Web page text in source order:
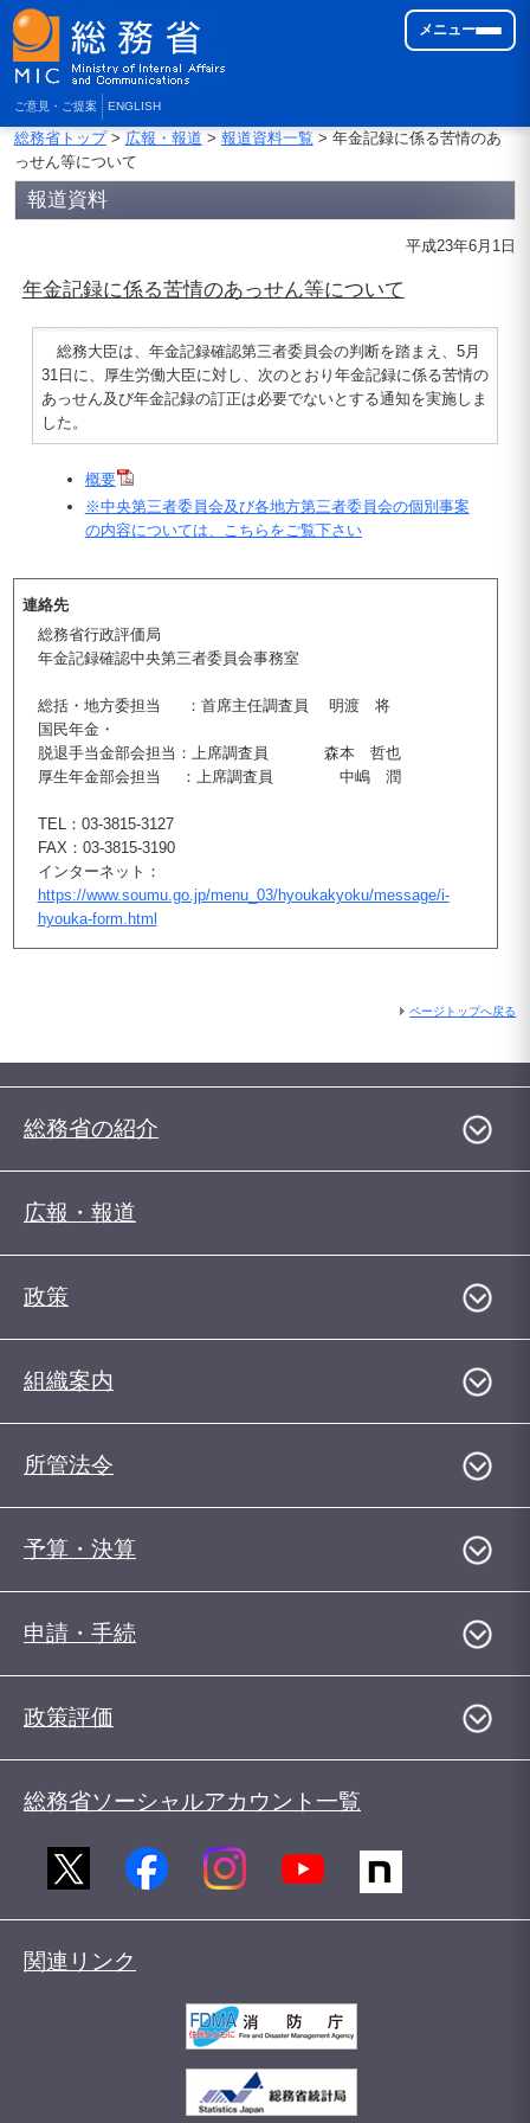
ご意見・ご提案 ENGLISH
メニュー
総務省トップ> 広報・報道 > 報道資料一覧> 年金記録に係る苦情のあ
っせん等について
報道資料
平成23年6月1日
年金記録に係る苦情のあっせん等について
総務大臣は、年金記録確認第三者委員会の判断を踏まえ、5月
31日に、厚生労働大臣に対し、次のとおり年金記録に係る苦情の
あっせん及び年金記録の訂正は必要でないとする通知を実施しま
した。
概要
※中央第三者委員会及び各地方第三者委員会の個別事案
の内容については、こちらをご覧下さい
連絡先
総務省行政評価局
年金記録確認中央第三者委員会事務室
総括・地方委担当 ：首席主任調査員 明渡 将
国民年金・
脱退手当金部会担当：上席調査員 森本 哲也
厚生年金部会担当 ：上席調査員 中嶋 潤
TEL：03-3815-3127
FAX：03-3815-3190
インターネット：
https://www.soumu.go.jp/menu_03/hyoukakyoku/message/i-
hyouka-form.html
ページトップへ戻る
総務省の紹介
広報・報道
政策
組織案内
所管法令
予算・決算
申請・手続
政策評価
総務省ソーシャルアカウント一覧
関連リンク